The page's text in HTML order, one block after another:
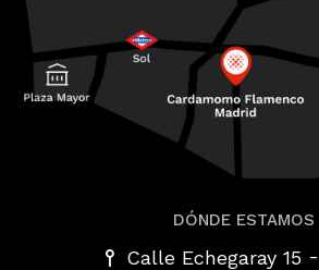
DÓNDE ESTAMOS
Calle Echegaray 15 -